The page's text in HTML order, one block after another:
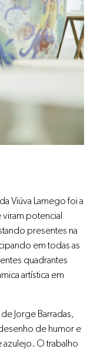
Viúva Lamego foi a
potencial
presentes na
em todas as
quadrantes
artística em
Jorge Barradas,
de humor e
azulejo. O trabalho